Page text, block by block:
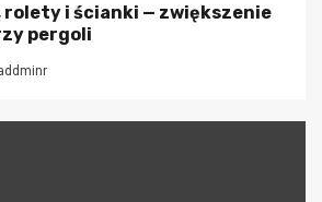
rolety i ścianki — zwiększenie
pergoli